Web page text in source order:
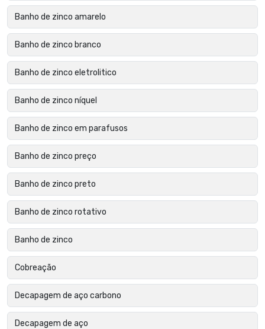
Banho de zinco amarelo
Banho de zinco branco
Banho de zinco eletrolitico
Banho de zinco níquel
Banho de zinco em parafusos
Banho de zinco preço
Banho de zinco preto
Banho de zinco rotativo
Banho de zinco
Cobreação
Decapagem de aço carbono
Decapagem de aço